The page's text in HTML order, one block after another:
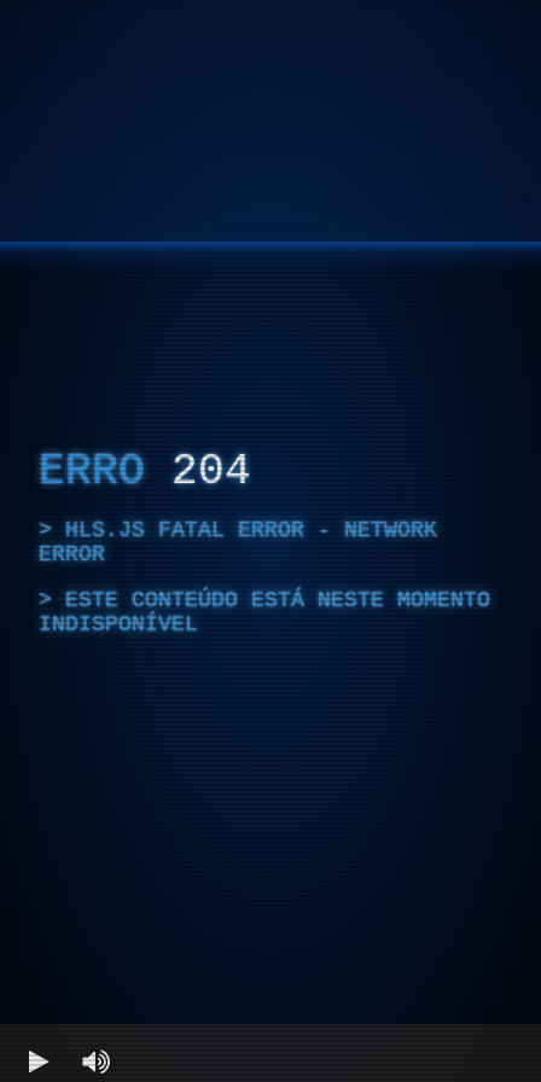
ERRO 204
HLS.JS FATAL ERROR - NETWORK
ERROR
ESTE CONTEÚDO ESTÁ NESTE MOMENTO
INDISPONÍVEL